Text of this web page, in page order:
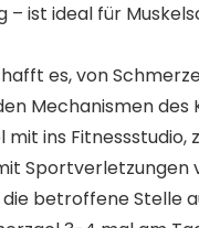
– ist ideal für
es, von
Mechanismen des
mit ins
Sportverletzungen
betroffene